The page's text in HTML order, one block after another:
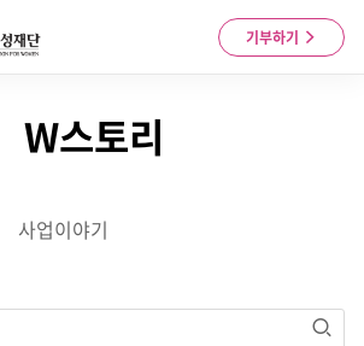
기부하기
W스토리
사업이야기
검색